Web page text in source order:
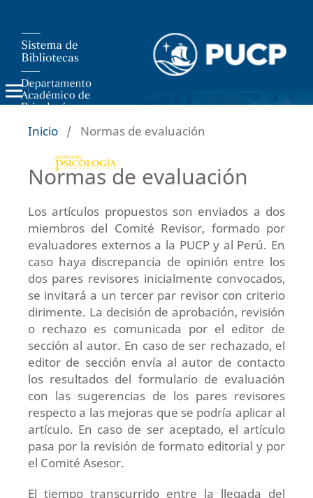
Inicio / Normas de evaluación
Normas de evaluación
Los artículos propuestos son enviados a dos
miembros del Comité Revisor, formado por
evaluadores externos a la PUCP y al Perú. En
caso haya discrepancia de opinión entre los
dos pares revisores inicialmente convocados,
se invitará a un tercer par revisor con criterio
dirimente. La decisión de aprobación, revisión
o rechazo es comunicada por el editor de
sección al autor. En caso de ser rechazado, el
editor de sección envía al autor de contacto
los resultados del formulario de evaluación
con las sugerencias de los pares revisores
respecto a las mejoras que se podría aplicar al
artículo. En caso de ser aceptado, el artículo
pasa por la revisión de formato editorial y por
el Comité Asesor.
El tiempo transcurrido entre la llegada del